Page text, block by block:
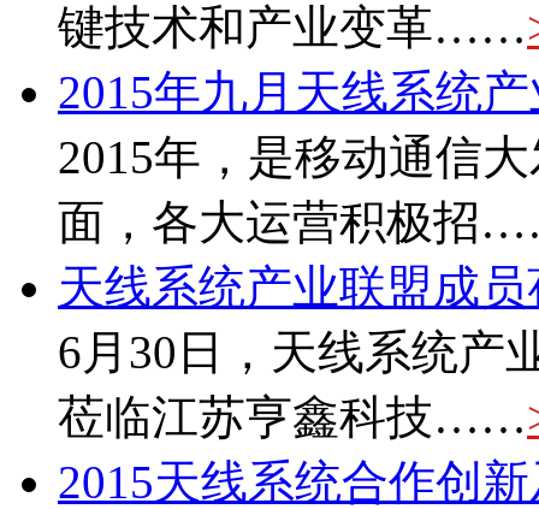
键技术和产业变革……
2015年九月天线系统
2015年，是移动通信
面，各大运营积极招
天线系统产业联盟成
6月30日，天线系统产
莅临江苏亨鑫科技……
2015天线系统合作创